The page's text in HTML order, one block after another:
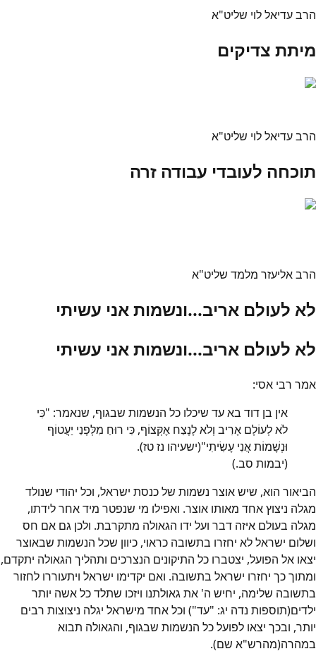
הרב עדיאל לוי שליט"א
מיתת צדיקים
הרב עדיאל לוי שליט"א
תוכחה לעובדי עבודה זרה
הרב אליעזר מלמד שליט"א
לא לעולם אריב...ונשמות אני עשיתי
לא לעולם אריב...ונשמות אני עשיתי
אמר רבי אסי:
אין בן דוד בא עד שיכלו כל הנשמות שבגוף, שנאמר: "כִּי
לֹא לְעוֹלָם אָרִיב וְלֹא לָנֶצַח אֶקְּצוֹף, כִּי רוּחַ מִלְּפָנַי יַעֲטוֹף
וּנְשָׁמוֹת אֲנִי עָשִׂיתִי"(ישעיהו נז טז).
(יבמות סב.)
הביאור הוא, שיש אוצר נשמות של כנסת ישראל, וכל יהודי שנולד
מגלה ניצוץ אחד מאותו אוצר. ואפילו מי שנפטר מיד אחר לידתו,
מגלה בעולם איזה דבר ועל ידו הגאולה מתקרבת. ולכן גם אם חס
ושלום ישראל לא יחזרו בתשובה כראוי, כיוון שכל הנשמות שבאוצר
יצאו אל הפועל, יצטברו כל התיקונים הנצרכים ותהליך הגאולה יתקדם,
ומתוך כך יחזרו ישראל בתשובה. ואם יקדימו ישראל ויתעוררו לחזור
בתשובה שלימה, יחיש ה' את גאולתנו ויזכו שתלד כל אשה יותר
ילדים(תוספות נדה יג: "עד") וכל אחד מישראל יגלה ניצוצות רבים
יותר, ובכך יצאו לפועל כל הנשמות שבגוף, והגאולה תבוא
במהרה(מהרש"א שם).